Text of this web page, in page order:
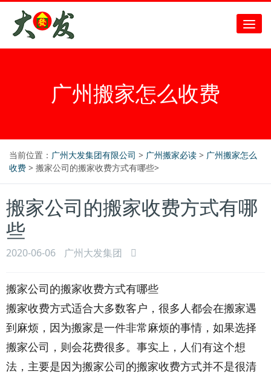
广州搬家怎么收费
当前位置： 广州大发集团有限公司 > 广州搬家必读 > 广州搬家怎么
收费 > 搬家公司的搬家收费方式有哪些>
搬家公司的搬家收费方式有哪
些
2020-06-06 广州大发集团
搬家公司的搬家收费方式有哪些
搬家收费方式适合大多数客户，很多人都会在搬家遇
到麻烦，因为搬家是一件非常麻烦的事情，如果选择
搬家公司，则会花费很多。事实上，人们有这个想
法，主要是因为搬家公司的搬家收费方式并不是很清